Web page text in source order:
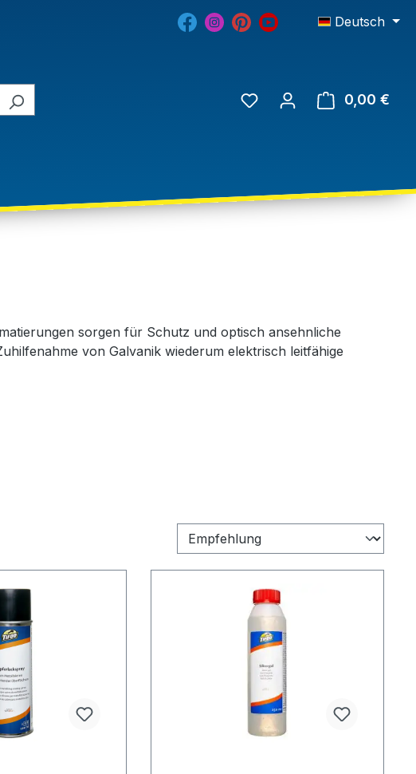
Deutsch
0,00 €
sorgen für Schutz und optisch ansehnliche
von Galvanik wiederum elektrisch leitfähige